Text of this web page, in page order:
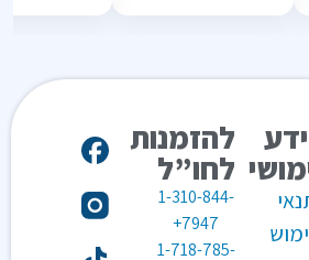
להזמנות
לחו”ל
1-310-844-
7947+
1-718-785-